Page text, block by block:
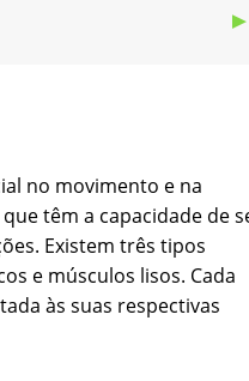
▼
no movimento e na
têm a capacidade de
Existem três tipos
e músculos lisos. Cada
às suas respectivas